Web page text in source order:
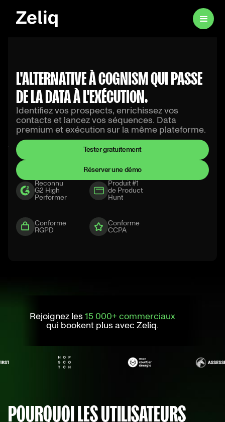
L'ALTERNATIVE À COGNISM QUI PASSE
DE LA DATA À L'EXÉCUTION.
Identifiez vos prospects, enrichissez vos
contacts et lancez vos séquences. Data
premium et exécution sur la même plateforme.
Tester gratuitement
Réserver une démo
Reconnu
G2 High
Performer
Produit #1
de Product
Hunt
Conforme
RGPD
Conforme
CCPA
Rejoignez les15 000+ commerciaux
qui bookent plus avec Zeliq.
POURQUOI LES UTILISATEURS